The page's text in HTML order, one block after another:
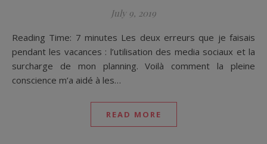
July 9, 2019
Reading Time: 7 minutes Les deux erreurs que je faisais
pendant les vacances : l’utilisation des media sociaux et la
surcharge de mon planning. Voilà comment la pleine
conscience m’a aidé à les…
READ MORE